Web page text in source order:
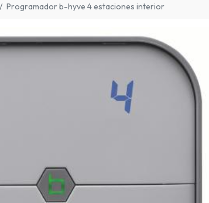
Programador b-hyve 4 estaciones interior